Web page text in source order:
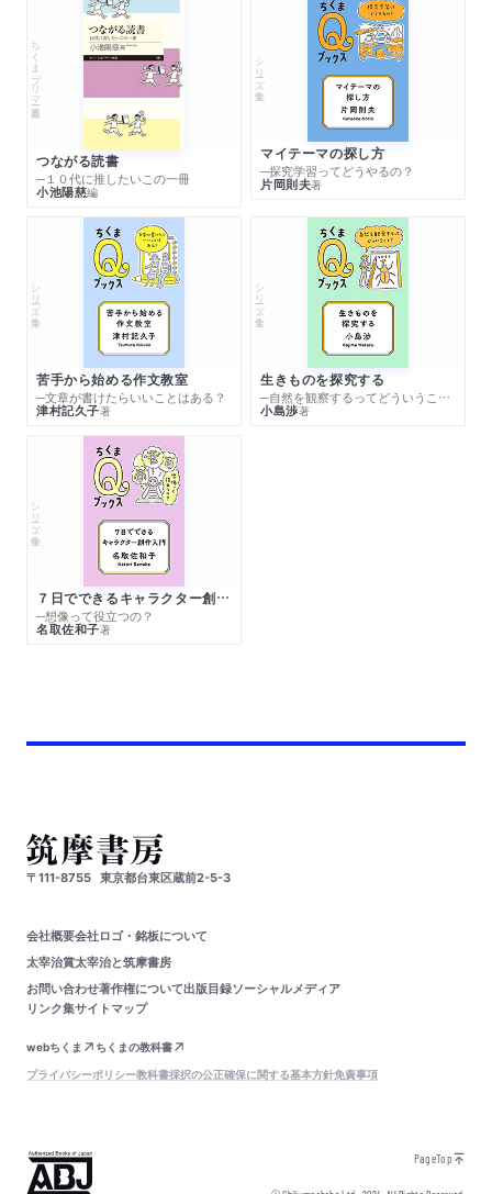
ちくまプリマー新書
つながる読書
─１０代に推したいこの一冊
小池陽慈編
シリーズ・全集
マイテーマの探し方
─探究学習ってどうやるの？
片岡則夫著
シリーズ・全集
苦手から始める作文教室
─文章が書けたらいいことはある？
津村記久子著
シリーズ・全集
生きものを探究する
─自然を観察するってどういうこと？
小島渉著
シリーズ・全集
７日でできるキャラクター創作入門
─想像って役立つの？
名取佐和子著
〒111-8755 東京都台東区蔵前2-5-3
会社概要会社ロゴ・銘板について
太宰治賞太宰治と筑摩書房
お問い合わせ著作権について出版目録ソーシャルメディア
リンク集サイトマップ
webちくま
ちくまの教科書
プライバシーポリシー教科書採択の公正確保に関する基本方針免責事項
PageTop